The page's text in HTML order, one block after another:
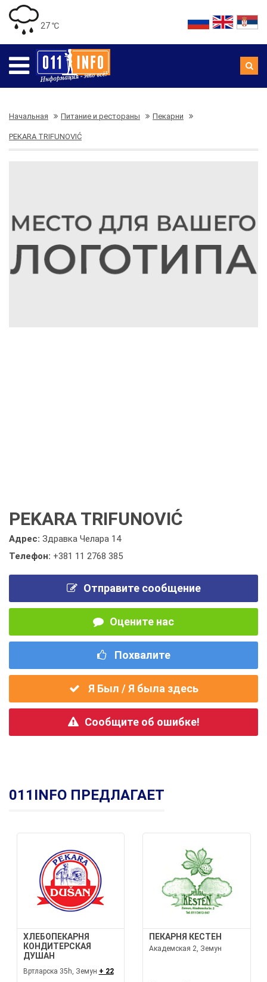
27 ℃
Начальная Питание и рестораны Пекарни
PEKARA TRIFUNOVIĆ
PEKARA TRIFUNOVIĆ
Адрес: Здравка Челара 14
Телефон: +381 11 2768 385
Отправите сообщение
Оцените нас
Похвалите
Я Был / Я была здесь
Сообщите об ошибке!
011INFO ПРЕДЛАГАЕТ
ХЛЕБОПЕКАРНЯ
КОНДИТЕРСКАЯ
ДУШАН
Вртларска 35h, Земун + 22
ПЕКАРНЯ КЕСТЕН
Академская 2, Земун